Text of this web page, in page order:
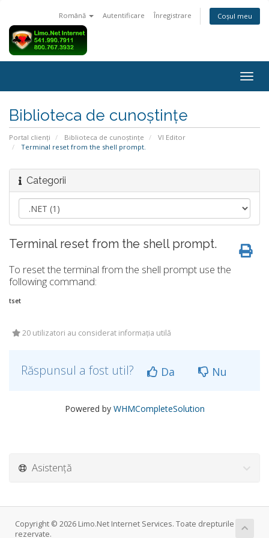
Română Autentificare Înregistrare Coșul meu
Biblioteca de cunoștințe
Portal clienți Biblioteca de cunoștințe
VI Editor
Terminal reset from the shell prompt.
Categorii
Terminal reset from the shell prompt.
To reset the terminal from the shell prompt use the
following command:
tset
20 utilizatori au considerat informația utilă
Răspunsul a fost util? Da Nu
Powered by WHMCompleteSolution
Asistență
Copyright © 2026 Limo.Net Internet Services. Toate drepturile
rezervate.